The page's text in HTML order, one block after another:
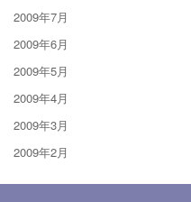
2009年7月
2009年6月
2009年5月
2009年4月
2009年3月
2009年2月